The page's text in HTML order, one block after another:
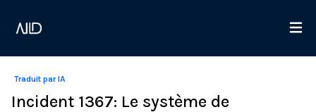
Traduit par IA
Incident 1367: Le système de